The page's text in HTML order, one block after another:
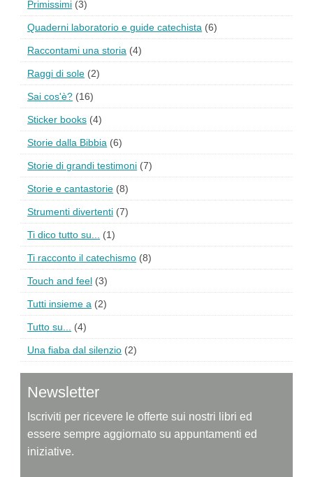
Primissimi (3)
Quaderni laboratorio e guide catechista (6)
Raccontami una storia (4)
Raggi di sole (2)
Sai cos'è? (16)
Sticker books (4)
Storie dalla Bibbia (6)
Storie di grandi testimoni (7)
Storie e cantastorie (8)
Strumenti divertenti (7)
Ti dico tutto su... (1)
Ti racconto il catechismo (8)
Touch and feel (3)
Tutti insieme a (2)
Tutto su... (4)
Una fiaba dal silenzio (2)
Newsletter
Iscriviti per ricevere le offerte sui nostri libri ed
essere sempre aggiornato su appuntamenti ed
iniziative.